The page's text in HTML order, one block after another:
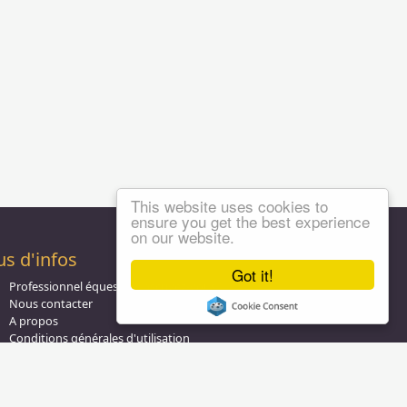
Got it!
This website uses cookies to
ensure you get the best experience
on our website.
d'infos
Professionnel équestre, Inscrivez-vous !
Nous contacter
A propos
Conditions générales d'utilisation